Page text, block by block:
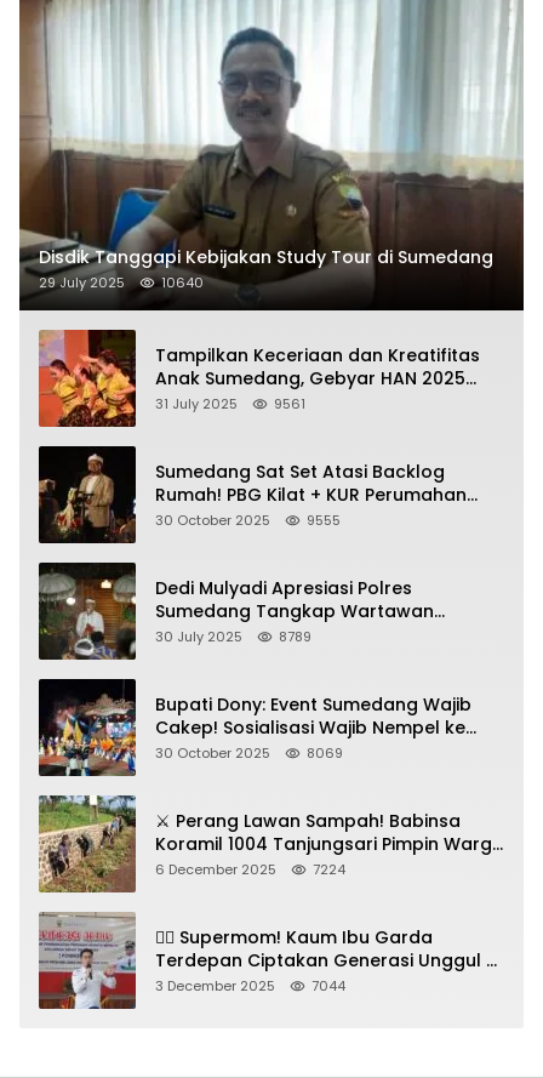
Disdik Tanggapi Kebijakan Study Tour di Sumedang
29 July 2025 10640
Tampilkan Keceriaan dan Kreatifitas
Anak Sumedang, Gebyar HAN 2025
Dihadiri Bupati dan Wabup
31 July 2025 9561
Sumedang Sat Set Atasi Backlog
Rumah! PBG Kilat + KUR Perumahan
Jadi Kunci!
30 October 2025 9555
Dedi Mulyadi Apresiasi Polres
Sumedang Tangkap Wartawan
Gadungan Pemeras Kades
30 July 2025 8789
Bupati Dony: Event Sumedang Wajib
Cakep! Sosialisasi Wajib Nempel ke
Seni Budaya!
30 October 2025 8069
⚔️ Perang Lawan Sampah! Babinsa
Koramil 1004 Tanjungsari Pimpin Warga
Bersihkan Gorong-Gorong & Plastik
6 December 2025 7224
🦸‍♀️ Supermom! Kaum Ibu Garda
Terdepan Ciptakan Generasi Unggul di
Sumedang
3 December 2025 7044